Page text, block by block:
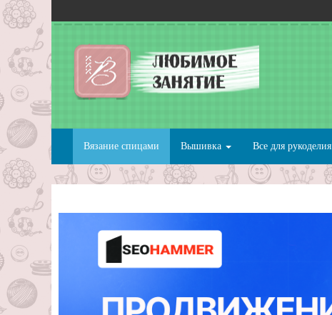
Вязание спицами Вышивка Все для рукоделия